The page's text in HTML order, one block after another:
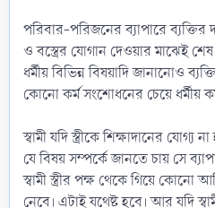
পরিবার-পরিজনের ব্যাপারে ব্যক্তির
ও বস্ত্রের যোগান দেওয়ার মাঝেই
ধর্মীয় বিভিন্ন বিষয়াদি জানানোও
কোনো কর্ম সংশোধনের চেয়ে ধর্মীয়
স্বামী যদি স্ত্রীকে শিক্ষাদানের যোগ্য
যে বিষয় সম্পর্কে জানতে চায় সে
স্বামী স্ত্রীর পক্ষ থেকে গিয়ে কোনো
নেবে। এটাই যথেষ্ট হবে। আর যদি